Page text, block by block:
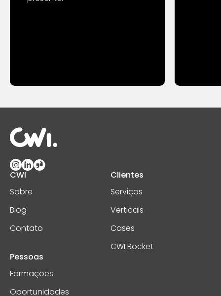
CWI
Sobre
Blog
Contato
Clientes
Serviços
Verticais
Cases
CWI Rocket
Pessoas
Formações
Oportunidades